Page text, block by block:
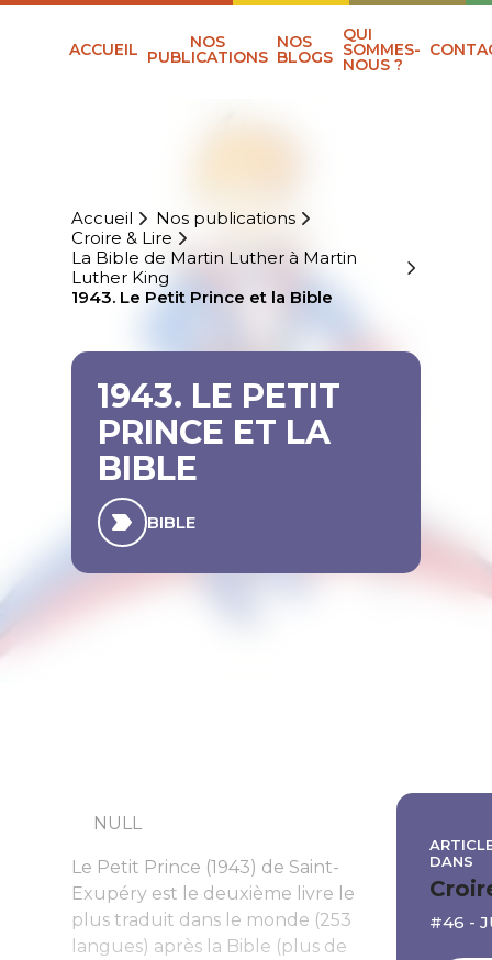
ACCUEIL NOS
PUBLICATIONS
NOS
BLOGS
QUI
SOMMES-
NOUS ?
Accueil
Nos publications
Croire & Lire
La Bible de Martin Luther à Martin
Luther King
1943. Le Petit Prince et la Bible
1943. LE PETIT
PRINCE ET LA
BIBLE
BIBLE
NULL
Le Petit Prince (1943) de Saint-
Exupéry est le deuxième livre le
plus traduit dans le monde (253
langues) après la Bible (plus de
DANS
#46 -